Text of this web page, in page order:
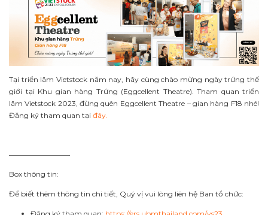
Tại triển lãm Vietstock năm nay, hãy cùng chào mừng ngày trứng thế
giới tại Khu gian hàng Trứng (Eggcellent Theatre). Tham quan triển
lãm Vietstock 2023, đừng quên Eggcellent Theatre – gian hàng F18 nhé!
Đăng ký tham quan tại đây.
————————–
Box thông tin:
Để biết thêm thông tin chi tiết, Quý vị vui lòng liên hệ Ban tổ chức: